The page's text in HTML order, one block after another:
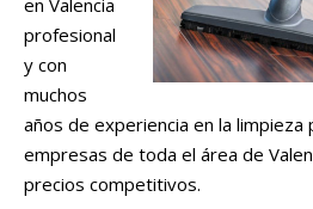
en Valencia
profesional
y con
muchos
años de experiencia en la limpieza
empresas de toda el área de
precios competitivos.